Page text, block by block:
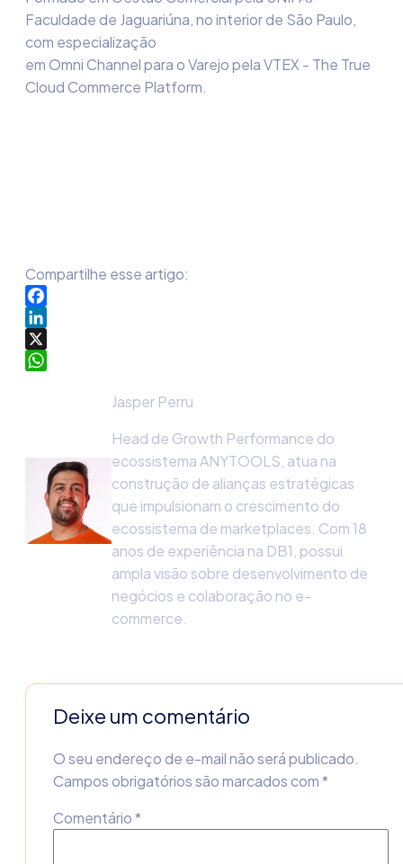
Faculdade de Jaguariúna, no interior de São Paulo,
com especialização
em Omni Channel para o Varejo pela VTEX - The True
Cloud Commerce Platform.
Compartilhe esse artigo:
Facebook
LinkedIn
X
Jasper Perru
Head de Growth Performance do
ecossistema ANYTOOLS, atua na
construção de alianças estratégicas
que impulsionam o crescimento do
ecossistema de marketplaces. Com 18
anos de experiência na DB1, possui
ampla visão sobre desenvolvimento de
negócios e colaboração no e-
commerce.
Deixe um comentário
O seu endereço de e-mail não será publicado.
Campos obrigatórios são marcados com*
Comentário*